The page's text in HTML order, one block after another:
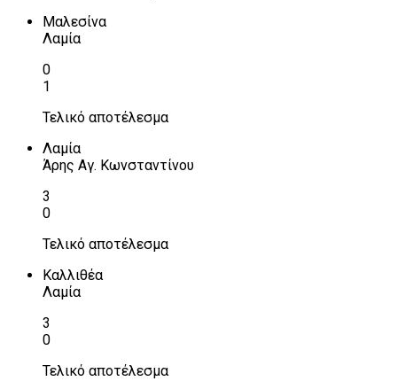
Μαλεσίνα
Λαμία
0
1
Τελικό αποτέλεσμα
Λαμία
Άρης Αγ. Κωνσταντίνου
3
0
Τελικό αποτέλεσμα
Καλλιθέα
Λαμία
3
0
Τελικό αποτέλεσμα